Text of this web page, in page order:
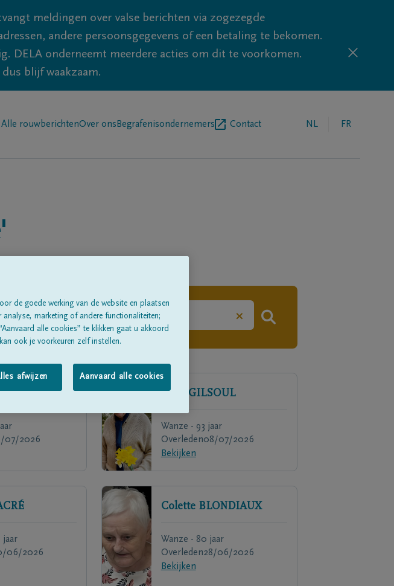
meldingen over valse berichten via zogezegde
andere persoonsgegevens of een betaling te bekomen.
DELA onderneemt meerdere acties om dit te voorkomen.
blijf waakzaam.
Alle rouwberichtenOver ons Begrafenisondernemers Contact NL FR
×
07/2026
Léon GILSOUL
Wanze - 93 jaar
Overleden08/07/2026
Bekijken
jaar
06/2026
Colette BLONDIAUX
Wanze - 80 jaar
Overleden28/06/2026
Bekijken
de goede werking van de website en plaatsen
marketing of andere functionaliteiten;
alle cookies” te klikken gaat u akkoord
ook je voorkeuren zelf instellen.
afwijzen Aanvaard alle cookies